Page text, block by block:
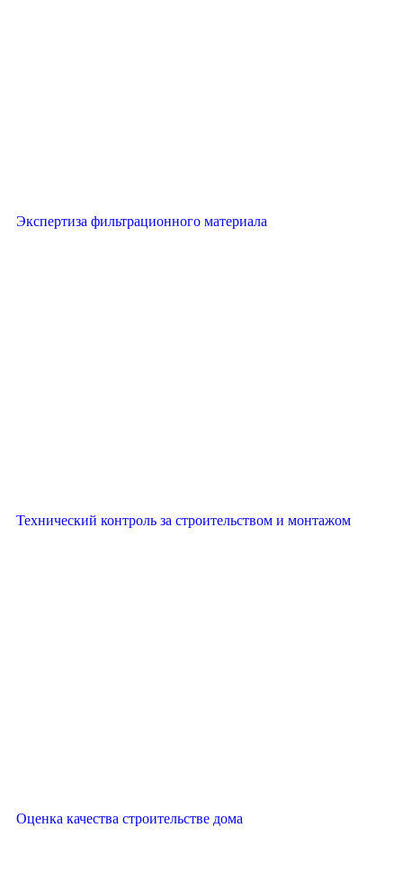
Экспертиза фильтрационного материала
Технический контроль за строительством и монтажом
Оценка качества строительстве дома